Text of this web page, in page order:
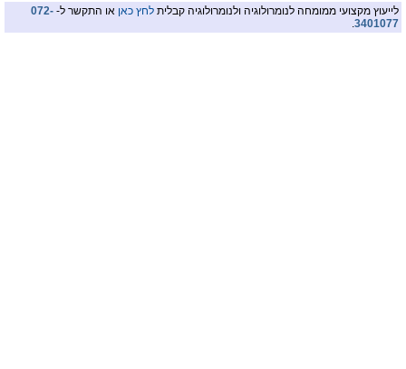
לייעוץ מקצועי ממומחה לנומרולוגיה ולנומרולוגיה קבלית לחץ כאן או התקשר ל- 072-
3401077
.